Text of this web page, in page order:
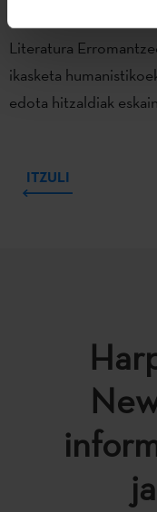
Unibertsitateko
Literatura
ikasketa
edota hitzaldiak
ITZULI